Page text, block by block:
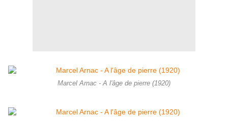
Marcel Arnac - A l'âge de pierre (1920)